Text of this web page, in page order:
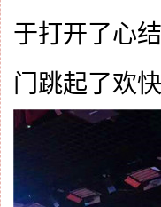
于打开了心
门跳起了欢